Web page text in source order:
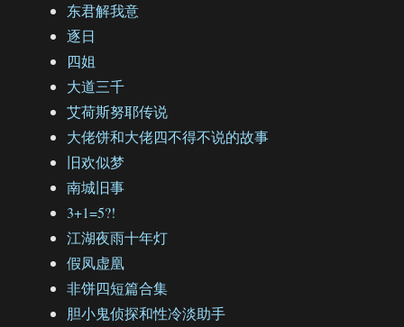
东君解我意
逐日
四姐
大道三千
艾荷斯努耶传说
大佬饼和大佬四不得不说的故事
旧欢似梦
南城旧事
3+1=5?!
江湖夜雨十年灯
假凤虚凰
非饼四短篇合集
胆小鬼侦探和性冷淡助手